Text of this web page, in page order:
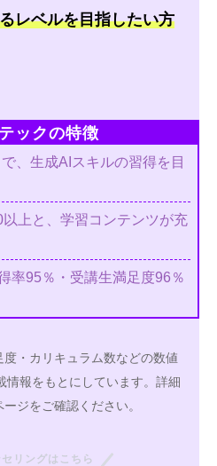
レベルを目指したい方
ックの特徴
、生成AIスキルの習得を目
上と、学習コンテンツが充
率95％・受講生満足度96％
・カリキュラム数などの数値
情報をもとにしています。詳細
ジをご確認ください。
リングはこちら